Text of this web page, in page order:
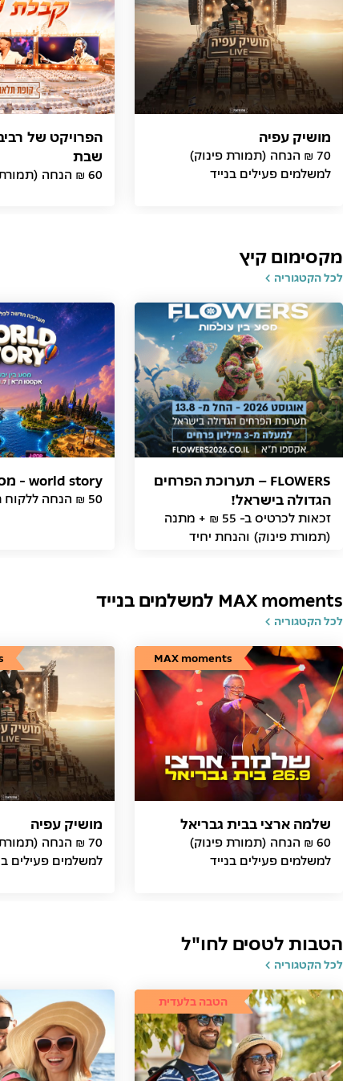
מושיק עפיה
70 ₪ הנחה (תמורת פינוק)
למשלמים פעילים בנייד
הפרויקט של
שבת
60 ₪ הנחה (תמורת פינוק)
מקסימום קיץ
לכל הקטגוריה
FLOWERS – תערוכת הפרחים
הגדולה בישראל!
זכאות לכרטיס ב- 55 ₪ + מתנה
(תמורת פינוק) והנחת יחיד
world story - מסע בין יבשות
50 ₪ הנחה ללקוח תמורת פינוק
MAX moments למשלמים בנייד
לכל הקטגוריה
שלמה ארצי בבית גבריאל
60 ₪ הנחה (תמורת פינוק)
למשלמים פעילים בנייד
MAX moments
מושיק עפיה
70 ₪ הנחה
למשלמים פעילים
הטבות לטסים לחו"ל
לכל הקטגוריה
הטבה בלעדית